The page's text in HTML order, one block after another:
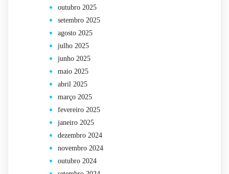
outubro 2025
setembro 2025
agosto 2025
julho 2025
junho 2025
maio 2025
abril 2025
março 2025
fevereiro 2025
janeiro 2025
dezembro 2024
novembro 2024
outubro 2024